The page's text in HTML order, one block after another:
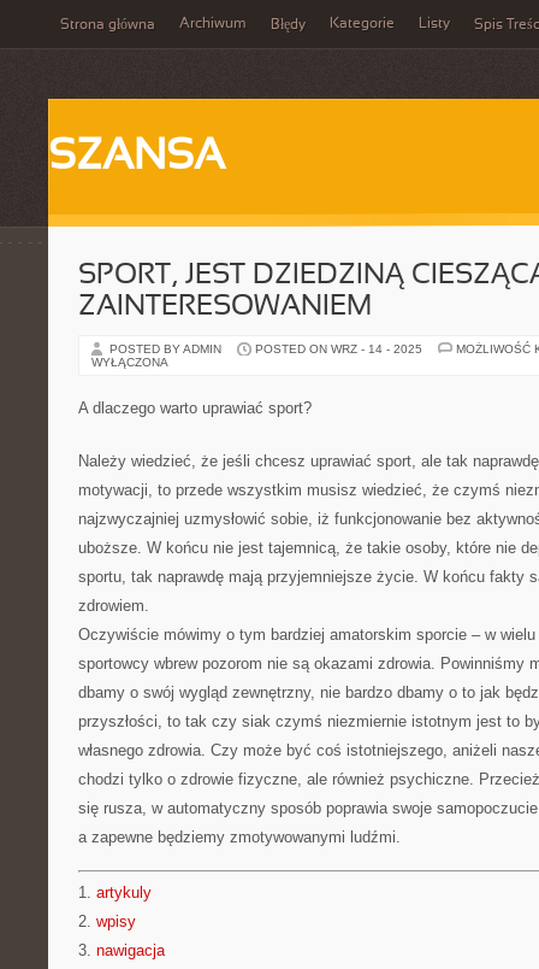
Strona główna Archiwum Błędy Kategorie Listy Spis
SZANSA
SPORT, JEST DZIEDZINĄ
ZAINTERESOWANIEM
POSTED BY ADMIN POSTED ON WRZ - 14 - 2025
MOŻLIWOŚĆ
WYŁĄCZONA
A dlaczego warto uprawiać sport?
Należy wiedzieć, że jeśli chcesz uprawiać sport, ale tak
motywacji, to przede wszystkim musisz wiedzieć, że czymś
najzwyczajniej uzmysłowić sobie, iż funkcjonowanie bez
uboższe. W końcu nie jest tajemnicą, że takie osoby, które nie
sportu, tak naprawdę mają przyjemniejsze życie. W końcu fakty
zdrowiem.
Oczywiście mówimy o tym bardziej amatorskim sporcie – w
sportowcy wbrew pozorom nie są okazami zdrowia. Powinniśmy
dbamy o swój wygląd zewnętrzny, nie bardzo dbamy o to jak
przyszłości, to tak czy siak czymś niezmiernie istotnym jest to
własnego zdrowia. Czy może być coś istotniejszego, aniżeli
chodzi tylko o zdrowie fizyczne, ale również psychiczne.
się rusza, w automatyczny sposób poprawia swoje
a zapewne będziemy zmotywowanymi ludźmi.
1. artykuly
2. wpisy
3. nawigacja